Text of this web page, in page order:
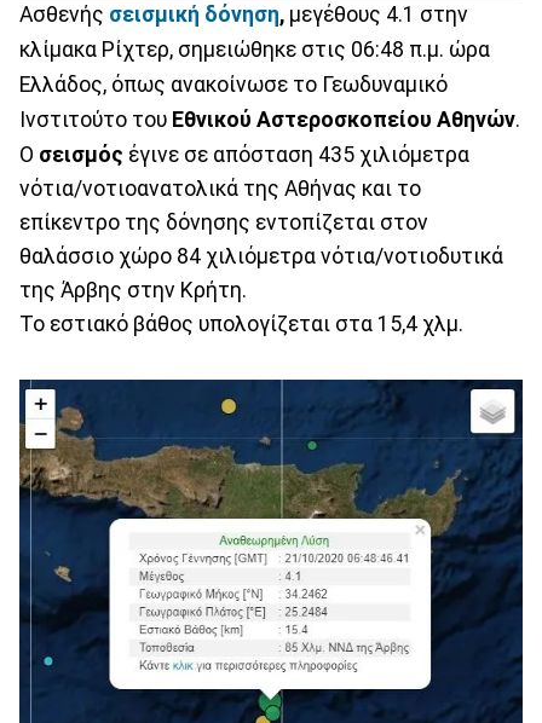
Ασθενής σεισμική δόνηση, μεγέθους 4.1 στην
κλίμακα Ρίχτερ, σημειώθηκε στις 06:48 π.μ. ώρα
Ελλάδος, όπως ανακοίνωσε το Γεωδυναμικό
Ινστιτούτο του Εθνικού Αστεροσκοπείου Αθηνών.
Ο σεισμός έγινε σε απόσταση 435 χιλιόμετρα
νότια/νοτιοανατολικά της Αθήνας και το
επίκεντρο της δόνησης εντοπίζεται στον
θαλάσσιο χώρο 84 χιλιόμετρα νότια/νοτιοδυτικά
της Άρβης στην Κρήτη.
Το εστιακό βάθος υπολογίζεται στα 15,4 χλμ.